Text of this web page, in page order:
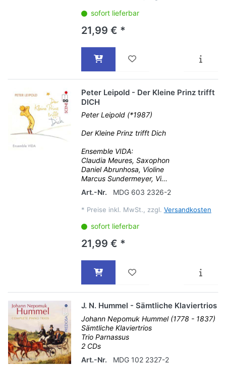
sofort lieferbar
21,99 € *
Peter Leipold - Der Kleine Prinz trifft
DICH
Peter Leipold (*1987)
Der Kleine Prinz trifft Dich
Ensemble VIDA:
Claudia Meures, Saxophon
Daniel Abrunhosa, Violine
Marcus Sundermeyer, Vi...
Art.-Nr.
MDG 603 2326-2
* Preise inkl. MwSt., zzgl. Versandkosten
sofort lieferbar
21,99 € *
J. N. Hummel - Sämtliche Klaviertrios
Johann Nepomuk Hummel (1778 - 1837)
Sämtliche Klaviertrios
Trio Parnassus
2 CDs
Art.-Nr.
MDG 102 2327-2